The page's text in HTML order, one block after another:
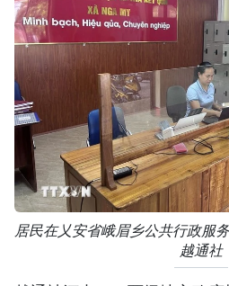
居民在乂安省峨眉乡公共行政服
越通社